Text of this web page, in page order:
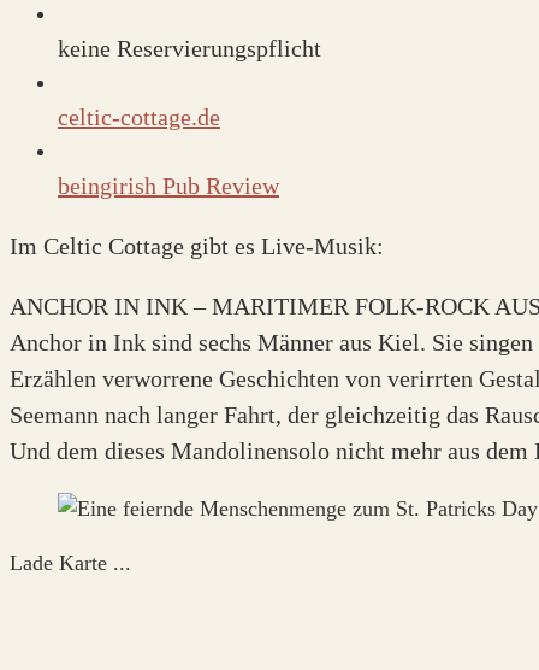
keine Reservierungspflicht
celtic-cottage.de
beingirish Pub Review
Im Celtic Cottage gibt es Live-Musik:
ANCHOR IN INK – MARITIMER FOLK-ROCK
Anchor in Ink sind sechs Männer aus Kiel. Sie
Erzählen verworrene Geschichten von verirrten
Seemann nach langer Fahrt, der gleichzeitig das
Und dem dieses Mandolinensolo nicht mehr aus
Lade Karte ...